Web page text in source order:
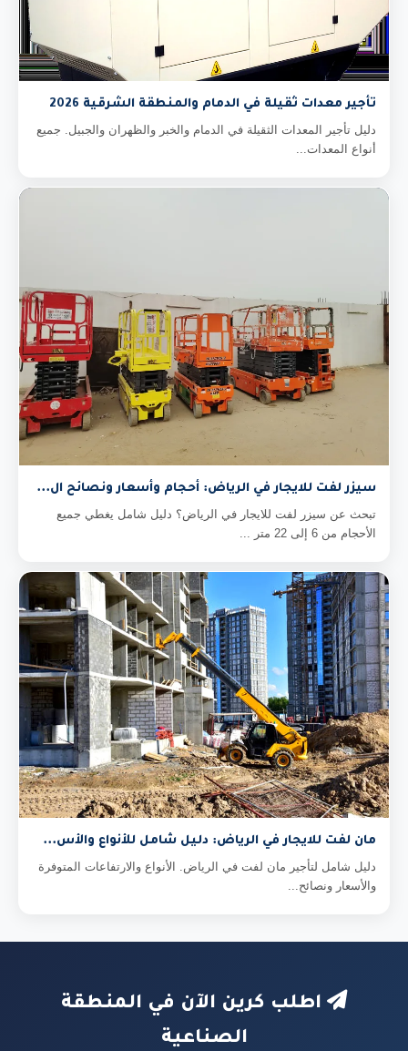
تأجير معدات ثقيلة في الدمام والمنطقة الشرقية 2026
دليل تأجير المعدات الثقيلة في الدمام والخبر والظهران والجبيل. جميع
أنواع المعدات...
سيزر لفت للايجار في الرياض: أحجام وأسعار ونصائح ال...
تبحث عن سيزر لفت للايجار في الرياض؟ دليل شامل يغطي جميع
الأحجام من 6 إلى 22 متر ...
مان لفت للايجار في الرياض: دليل شامل للأنواع والأس...
دليل شامل لتأجير مان لفت في الرياض. الأنواع والارتفاعات المتوفرة
والأسعار ونصائح...
اطلب كرين الآن في المنطقة
الصناعية